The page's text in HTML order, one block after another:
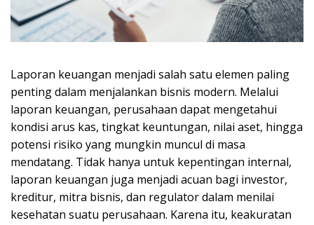
Laporan keuangan menjadi salah satu elemen paling
penting dalam menjalankan bisnis modern. Melalui
laporan keuangan, perusahaan dapat mengetahui
kondisi arus kas, tingkat keuntungan, nilai aset, hingga
potensi risiko yang mungkin muncul di masa
mendatang. Tidak hanya untuk kepentingan internal,
laporan keuangan juga menjadi acuan bagi investor,
kreditur, mitra bisnis, dan regulator dalam menilai
kesehatan suatu perusahaan. Karena itu, keakuratan